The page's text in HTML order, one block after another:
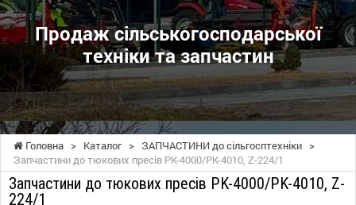
Продаж сільськогосподарської
техніки та запчастин
Головна > Каталог > ЗАПЧАСТИНИ до сільгосптехніки >
Запчастини до тюкових пресів PK-4000/PK-4010, Z-224/1
Запчастини до тюкових пресів PK-4000/PK-4010, Z-
224/1